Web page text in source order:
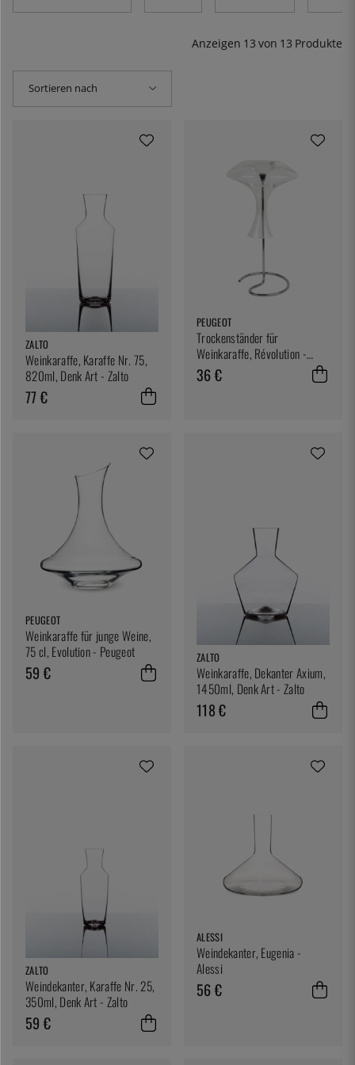
Anzeigen 13 von 13 Produkte
Sortieren nach
ZALTO
Weinkaraffe, Karaffe Nr. 75,
820ml, Denk Art - Zalto
77 €
PEUGEOT
Trockenständer für
Weinkaraffe, Révolution -
Peugeot
36 €
PEUGEOT
Weinkaraffe für junge Weine,
75 cl, Evolution - Peugeot
59 €
ZALTO
Weinkaraffe, Dekanter Axium,
1450ml, Denk Art - Zalto
118 €
ZALTO
Weindekanter, Karaffe Nr. 25,
350ml, Denk Art - Zalto
59 €
ALESSI
Weindekanter, Eugenia -
Alessi
56 €